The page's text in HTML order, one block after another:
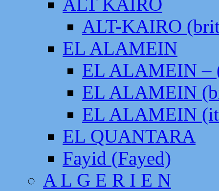
ALT-KAIRO
EL ALAMEIN
EL ALAMEIN –
EL ALAMEIN
EL ALAMEIN
EL QUANTARA
Fayid (Fayed)
A L G E R I E N